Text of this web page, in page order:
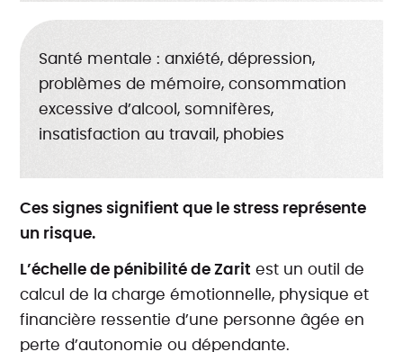
Santé mentale : anxiété, dépression,
problèmes de mémoire, consommation
excessive d’alcool, somnifères,
insatisfaction au travail, phobies
Ces signes signifient que le stress représente
un risque.
L’échelle de pénibilité de Zarit est un outil de
calcul de la charge émotionnelle, physique et
financière ressentie d’une personne âgée en
perte d’autonomie ou dépendante.